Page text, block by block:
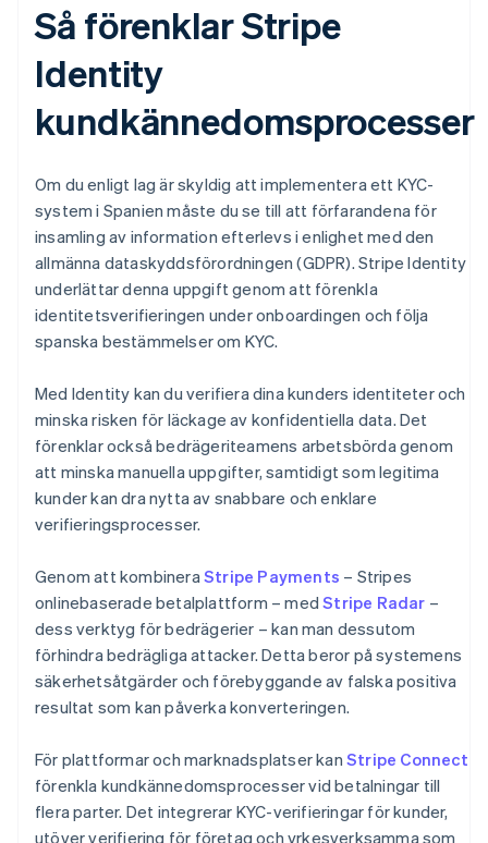
Så förenklar Stripe
Identity
kundkännedomsprocesser
Om du enligt lag är skyldig att implementera ett KYC-
system i Spanien måste du se till att förfarandena för
insamling av information efterlevs i enlighet med den
allmänna dataskyddsförordningen (GDPR). Stripe Identity
underlättar denna uppgift genom att förenkla
identitetsverifieringen under onboardingen och följa
spanska bestämmelser om KYC.
Med Identity kan du verifiera dina kunders identiteter och
minska risken för läckage av konfidentiella data. Det
förenklar också bedrägeriteamens arbetsbörda genom
att minska manuella uppgifter, samtidigt som legitima
kunder kan dra nytta av snabbare och enklare
verifieringsprocesser.
Genom att kombineraStripe Payments – Stripes
onlinebaserade betalplattform – medStripe Radar –
dess verktyg för bedrägerier – kan man dessutom
förhindra bedrägliga attacker. Detta beror på systemens
säkerhetsåtgärder och förebyggande av falska positiva
resultat som kan påverka konverteringen.
För plattformar och marknadsplatser kan Stripe Connect
förenkla kundkännedomsprocesser vid betalningar till
flera parter. Det integrerar KYC-verifieringar för kunder,
utöver verifiering för företag och yrkesverksamma som